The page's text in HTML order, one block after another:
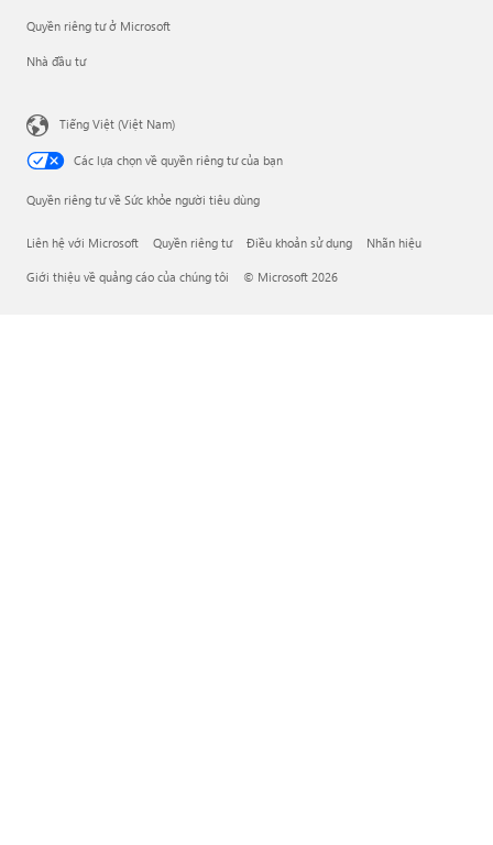
Quyền riêng tư ở Microsoft
Nhà đầu tư
Tiếng Việt (Việt Nam)
Các lựa chọn về quyền riêng tư của bạn
Quyền riêng tư về Sức khỏe người tiêu dùng
Liên hệ với Microsoft Quyền riêng tư Điều khoản sử dụng Nhãn hiệu
Giới thiệu về quảng cáo của chúng tôi © Microsoft 2026